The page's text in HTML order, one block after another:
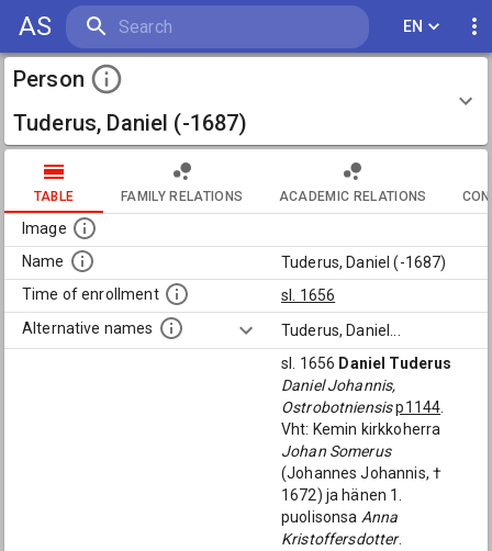
AS EN
Person
Tuderus, Daniel (-1687)
TABLE FAMILY RELATIONS ACADEMIC RELATIONS
Image
Name
Tuderus, Daniel (-1687)
Time of enrollment
sl. 1656
Alternative names
Tuderus, Daniel
sl. 1656 Daniel Tuderus
Daniel Johannis,
Ostrobotniensisp1144
Vht: Kemin kirkkoherra
Johan Somerus
(Johannes Johannis, †
1672) ja hänen 1.
puolisonsa Anna
Kristoffersdotter.